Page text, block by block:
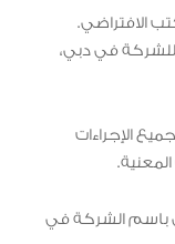
الافتراضي.
للشركة في دبي،
الإجراءات
الشركة في